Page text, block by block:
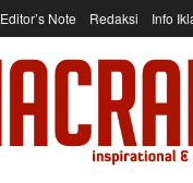
Editor’s Note Redaksi Info